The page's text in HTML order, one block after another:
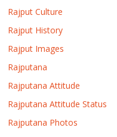
Rajput Culture
Rajput History
Rajput Images
Rajputana
Rajputana Attitude
Rajputana Attitude Status
Rajputana Photos